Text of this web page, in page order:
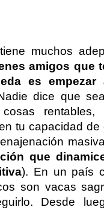
muchos
amigos que
es empezar
dice que
tu capacidad
que
). En un país
son vacas
Desde